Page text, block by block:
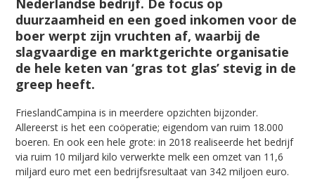
Nederlandse bedrijf. De focus op
duurzaamheid en een goed inkomen voor de
boer werpt zijn vruchten af, waarbij de
slagvaardige en marktgerichte organisatie
de hele keten van ‘gras tot glas’ stevig in de
greep heeft.
FrieslandCampina is in meerdere opzichten bijzonder.
Allereerst is het een coöperatie; eigendom van ruim 18.000
boeren. En ook een hele grote: in 2018 realiseerde het bedrijf
via ruim 10 miljard kilo verwerkte melk een omzet van 11,6
miljard euro met een bedrijfsresultaat van 342 miljoen euro.